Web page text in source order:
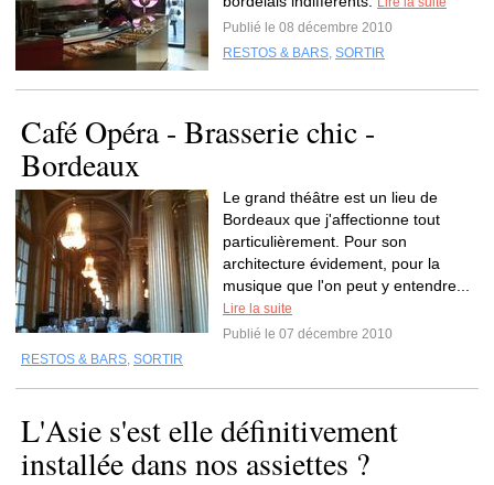
Publié le 08 décembre 2010
RESTOS & BARS, SORTIR
Café Opéra - Brasserie chic -
Bordeaux
Le grand théâtre est un lieu de
Bordeaux que j'affectionne tout
particulièrement. Pour son
architecture évidement, pour la
musique que l'on peut y entendre...
Lire la suite
Publié le 07 décembre 2010
RESTOS & BARS, SORTIR
L'Asie s'est elle définitivement
installée dans nos assiettes ?